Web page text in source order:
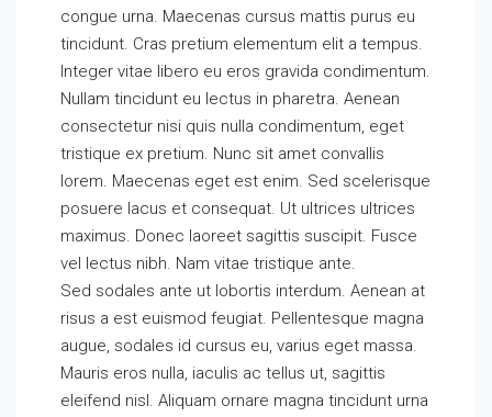
congue urna. Maecenas cursus mattis purus eu
tincidunt. Cras pretium elementum elit a tempus.
Integer vitae libero eu eros gravida condimentum.
Nullam tincidunt eu lectus in pharetra. Aenean
consectetur nisi quis nulla condimentum, eget
tristique ex pretium. Nunc sit amet convallis
lorem. Maecenas eget est enim. Sed scelerisque
posuere lacus et consequat. Ut ultrices ultrices
maximus. Donec laoreet sagittis suscipit. Fusce
vel lectus nibh. Nam vitae tristique ante.
Sed sodales ante ut lobortis interdum. Aenean at
risus a est euismod feugiat. Pellentesque magna
augue, sodales id cursus eu, varius eget massa.
Mauris eros nulla, iaculis ac tellus ut, sagittis
eleifend nisl. Aliquam ornare magna tincidunt urna